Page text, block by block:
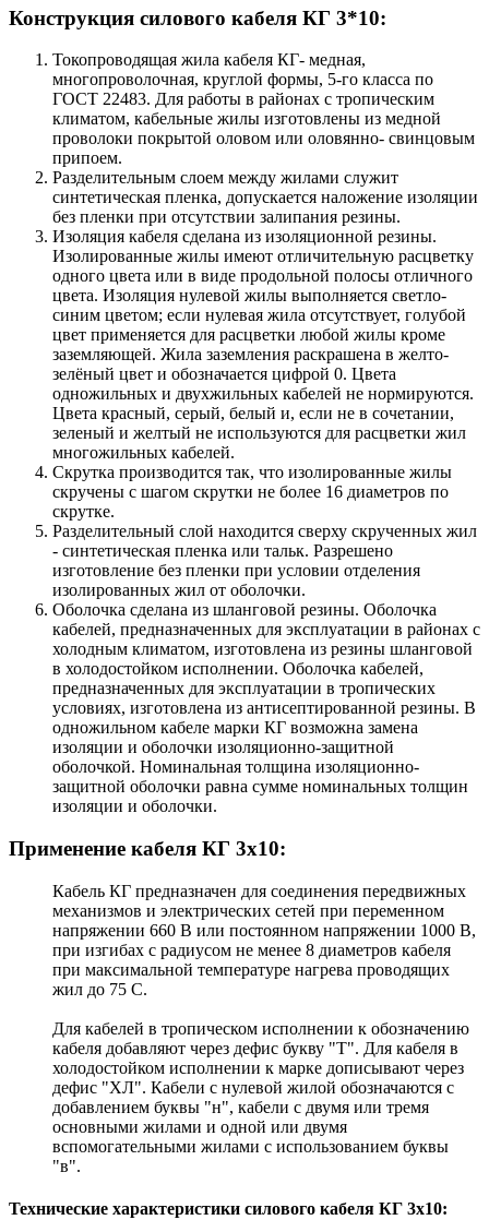
Конструкция силового кабеля КГ 3*10:
Токопроводящая жила кабеля КГ- медная,
многопроволочная, круглой формы, 5-го класса по
ГОСТ 22483. Для работы в районах с тропическим
климатом, кабельные жилы изготовлены из медной
проволоки покрытой оловом или оловянно- свинцовым
припоем.
Разделительным слоем между жилами служит
синтетическая пленка, допускается наложение изоляции
без пленки при отсутствии залипания резины.
Изоляция кабеля сделана из изоляционной резины.
Изолированные жилы имеют отличительную расцветку
одного цвета или в виде продольной полосы отличного
цвета. Изоляция нулевой жилы выполняется светло-
синим цветом; если нулевая жила отсутствует, голубой
цвет применяется для расцветки любой жилы кроме
заземляющей. Жила заземления раскрашена в желто-
зелёный цвет и обозначается цифрой 0. Цвета
одножильных и двухжильных кабелей не нормируются.
Цвета красный, серый, белый и, если не в сочетании,
зеленый и желтый не используются для расцветки жил
многожильных кабелей.
Скрутка производится так, что изолированные жилы
скручены с шагом скрутки не более 16 диаметров по
скрутке.
Разделительный слой находится сверху скрученных жил
- синтетическая пленка или тальк. Разрешено
изготовление без пленки при условии отделения
изолированных жил от оболочки.
Оболочка сделана из шланговой резины. Оболочка
кабелей, предназначенных для эксплуатации в районах с
холодным климатом, изготовлена из резины шланговой
в холодостойком исполнении. Оболочка кабелей,
предназначенных для эксплуатации в тропических
условиях, изготовлена из антисептированной резины. В
одножильном кабеле марки КГ возможна замена
изоляции и оболочки изоляционно-защитной
оболочкой. Номинальная толщина изоляционно-
защитной оболочки равна сумме номинальных толщин
изоляции и оболочки.
Применение кабеля КГ 3х10:
Кабель КГ предназначен для соединения передвижных
механизмов и электрических сетей при переменном
напряжении 660 В или постоянном напряжении 1000 В,
при изгибах с радиусом не менее 8 диаметров кабеля
при максимальной температуре нагрева проводящих
жил до 75 С.
Для кабелей в тропическом исполнении к обозначению
кабеля добавляют через дефис букву "Т". Для кабеля в
холодостойком исполнении к марке дописывают через
дефис "ХЛ". Кабели с нулевой жилой обозначаются с
добавлением буквы "н", кабели с двумя или тремя
основными жилами и одной или двумя
вспомогательными жилами с использованием буквы
"в".
Технические характеристики силового кабеля КГ 3х10: